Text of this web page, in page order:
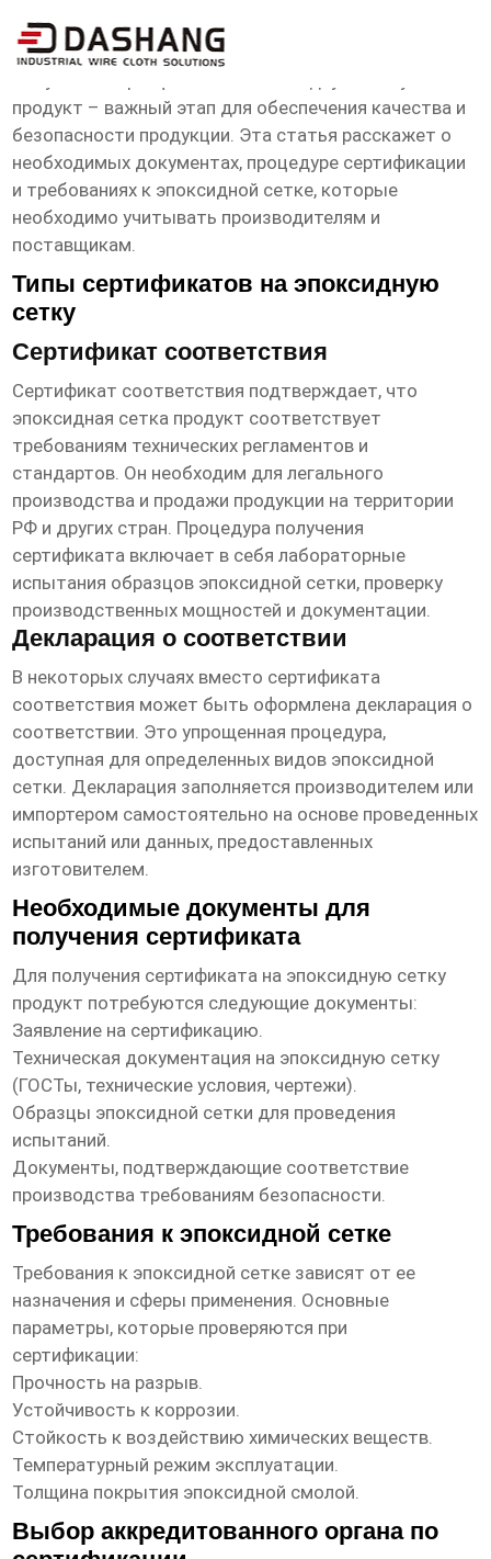
сертификат эпоксидная сетка продукт
продукт – важный этап для обеспечения качества и
безопасности продукции. Эта статья расскажет о
необходимых документах, процедуре сертификации
и требованиях к эпоксидной сетке, которые
необходимо учитывать производителям и
поставщикам.
Типы сертификатов на эпоксидную
сетку
Сертификат соответствия
Сертификат соответствия подтверждает, что
эпоксидная сетка продукт соответствует
требованиям технических регламентов и
стандартов. Он необходим для легального
производства и продажи продукции на территории
РФ и других стран. Процедура получения
сертификата включает в себя лабораторные
испытания образцов эпоксидной сетки, проверку
производственных мощностей и документации.
Декларация о соответствии
В некоторых случаях вместо сертификата
соответствия может быть оформлена декларация о
соответствии. Это упрощенная процедура,
доступная для определенных видов эпоксидной
сетки. Декларация заполняется производителем или
импортером самостоятельно на основе проведенных
испытаний или данных, предоставленных
изготовителем.
Необходимые документы для
получения сертификата
Для получения сертификата на эпоксидную сетку
продукт потребуются следующие документы:
Заявление на сертификацию.
Техническая документация на эпоксидную сетку
(ГОСТы, технические условия, чертежи).
Образцы эпоксидной сетки для проведения
испытаний.
Документы, подтверждающие соответствие
производства требованиям безопасности.
Требования к эпоксидной сетке
Требования к эпоксидной сетке зависят от ее
назначения и сферы применения. Основные
параметры, которые проверяются при
сертификации:
Прочность на разрыв.
Устойчивость к коррозии.
Стойкость к воздействию химических веществ.
Температурный режим эксплуатации.
Толщина покрытия эпоксидной смолой.
Выбор аккредитованного органа по